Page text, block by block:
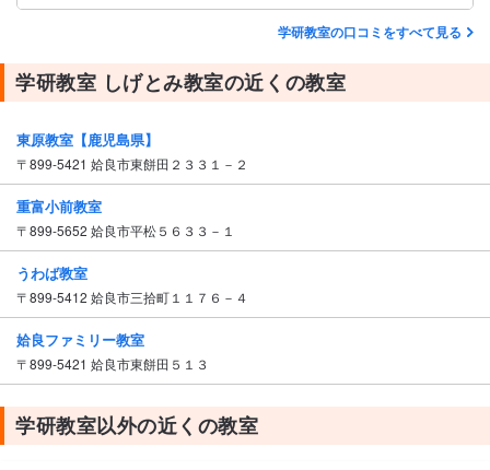
学研教室の口コミをすべて見る
学研教室 しげとみ教室の近くの教室
東原教室【鹿児島県】
〒899-5421 姶良市東餅田２３３１－２
重富小前教室
〒899-5652 姶良市平松５６３３－１
うわば教室
〒899-5412 姶良市三拾町１１７６－４
姶良ファミリー教室
〒899-5421 姶良市東餅田５１３
学研教室以外の近くの教室